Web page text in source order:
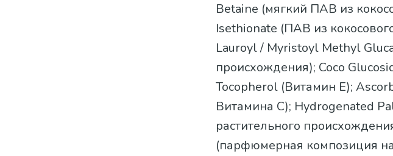
Betaine (мягкий ПАВ из
Isethionate (ПАВ из
Lauroyl / Myristoyl Methyl
происхождения); Coco
Tocopherol (Витамин E);
Витамина C); Hydrogenated
растительного
(парфюмерная композиция